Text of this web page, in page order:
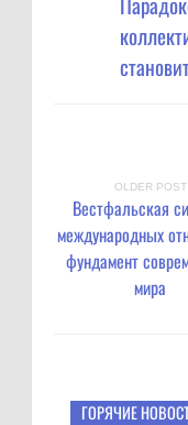
OLDER POST
Вестфальская
международных
фундамент
мира
ГОРЯЧИЕ